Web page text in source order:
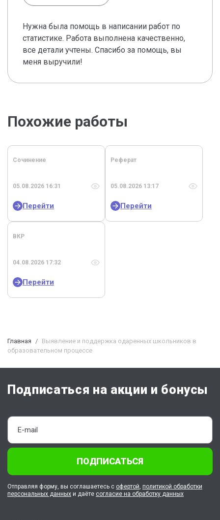
Нужна была помощь в написании работ по
статистике. Работа выполнена качественно,
все детали учтены. Спасибо за помощь, вы
меня выручили!
Похожие работы
Сочинение
05.08.2026 16:31
Перейти
Реферат
05.08.2026 13:17
Перейти
ВКР
04.08.2026 17:32
Перейти
Главная
Выявление и поддержка одаренных школьников в
образовательном процессе
Подписаться на акции и бонусы
ПОДПИСАТЬСЯ
Отправляя форму, вы соглашаетесь с офертой, политикой обработки
персональных данных и даёте согласие на обработку данных